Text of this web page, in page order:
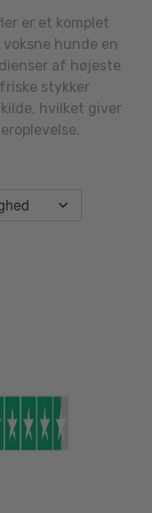
er et komplet
hunde en
af højeste
stykker
hvilket giver